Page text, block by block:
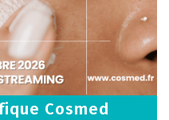
Cosmed